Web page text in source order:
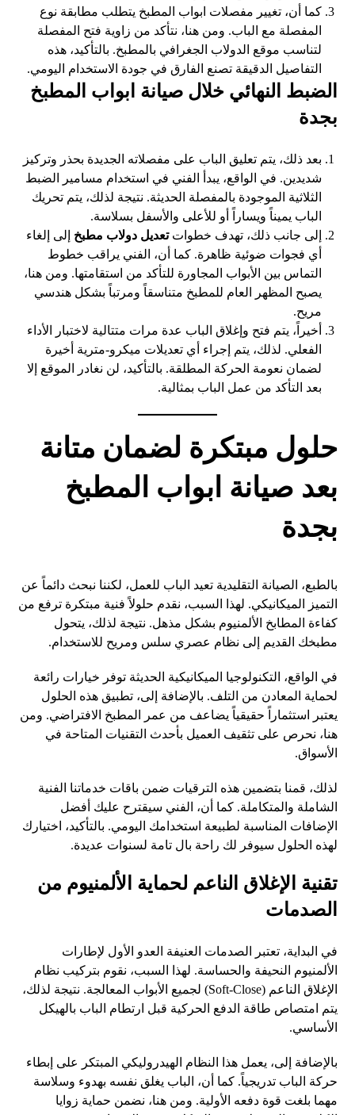
كما أن، تغيير مفصلات ابواب المطبخ يتطلب مطابقة نوع
المفصلة مع الباب. ومن هنا، نتأكد من زاوية فتح المفصلة
لتناسب موقع الدولاب الجغرافي بالمطبخ. بالتأكيد، هذه
التفاصيل الدقيقة تصنع الفارق في جودة الاستخدام اليومي.
الضبط النهائي خلال صيانة ابواب المطبخ
بجدة
بعد ذلك، يتم تعليق الباب على مفصلاته الجديدة بحذر وتركيز
شديدين. في الواقع، يبدأ الفني في استخدام مسامير الضبط
الثلاثية الموجودة بالمفصلة الحديثة. نتيجة لذلك، يتم تحريك
الباب يميناً ويساراً أو للأعلى والأسفل بسلاسة.
إلى جانب ذلك، تهدف خطواتتعديل دولاب مطبخ إلى إلغاء
أي فجوات ضوئية ظاهرة. كما أن، الفني يراقب خطوط
التماس بين الأبواب المجاورة للتأكد من استقامتها. ومن هنا،
يصبح المظهر العام للمطبخ متناسقاً ومرتباً بشكل هندسي
مريح.
أخيراً، يتم فتح وإغلاق الباب عدة مرات متتالية لاختبار الأداء
الفعلي. لذلك، يتم إجراء أي تعديلات ميكرو-مترية أخيرة
لضمان نعومة الحركة المطلقة. بالتأكيد، لن نغادر الموقع إلا
بعد التأكد من عمل الباب بمثالية.
حلول مبتكرة لضمان متانة
بعد صيانة ابواب المطبخ
بجدة
بالطبع، الصيانة التقليدية تعيد الباب للعمل، لكننا نبحث دائماً عن
التميز الميكانيكي. لهذا السبب، نقدم حلولاً فنية مبتكرة ترفع من
كفاءة المطابخ الألمنيوم بشكل مذهل. نتيجة لذلك، يتحول
مطبخك القديم إلى نظام عصري سلس ومريح للاستخدام.
في الواقع، التكنولوجيا الميكانيكية الحديثة توفر خيارات رائعة
لحماية المعادن من التلف. بالإضافة إلى، تطبيق هذه الحلول
يعتبر استثماراً حقيقياً يضاعف من عمر المطبخ الافتراضي. ومن
هنا، نحرص على تثقيف العميل بأحدث التقنيات المتاحة في
الأسواق.
لذلك، قمنا بتضمين هذه الترقيات ضمن باقات خدماتنا الفنية
الشاملة والمتكاملة. كما أن، الفني سيقترح عليك أفضل
الإضافات المناسبة لطبيعة استخدامك اليومي. بالتأكيد، اختيارك
لهذه الحلول سيوفر لك راحة بال تامة لسنوات عديدة.
تقنية الإغلاق الناعم لحماية الألمنيوم من
الصدمات
في البداية، تعتبر الصدمات العنيفة العدو الأول لإطارات
الألمنيوم النحيفة والحساسة. لهذا السبب، نقوم بتركيب نظام
الإغلاق الناعم (Soft-Close) لجميع الأبواب المعالجة. نتيجة لذلك،
يتم امتصاص طاقة الدفع الحركية قبل ارتطام الباب بالهيكل
الأساسي.
بالإضافة إلى، يعمل هذا النظام الهيدروليكي المبتكر على إبطاء
حركة الباب تدريجياً. كما أن، الباب يغلق نفسه بهدوء وسلاسة
مهما بلغت قوة دفعه الأولية. ومن هنا، نضمن حماية زوايا